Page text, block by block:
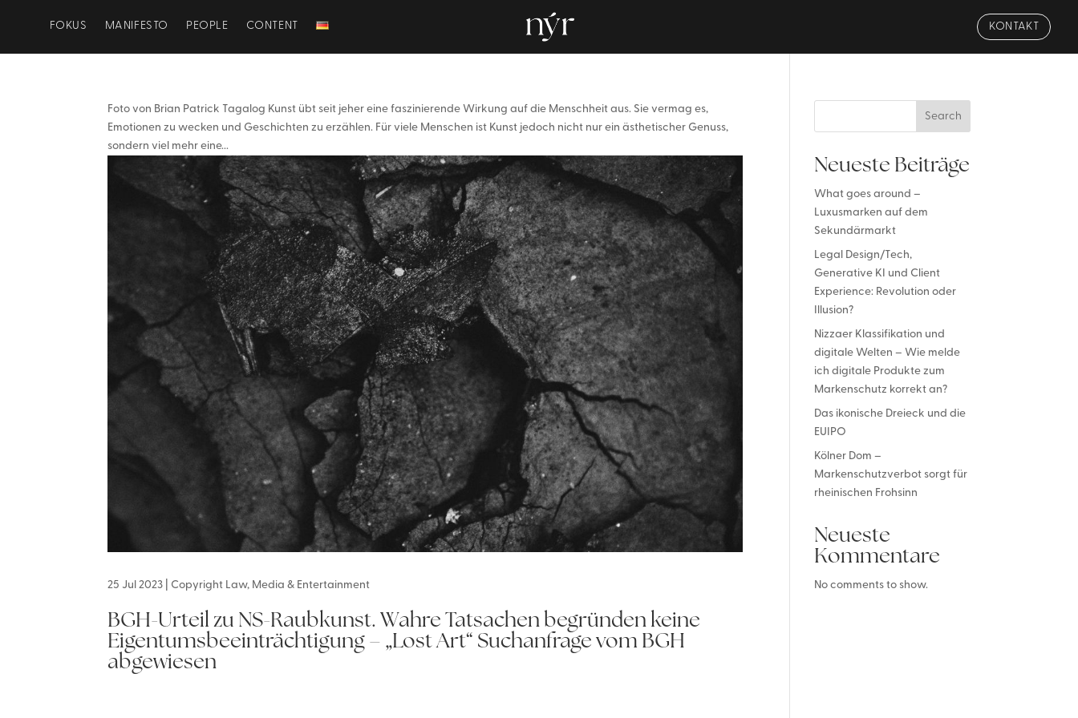
FOKUS MANIFESTO PEOPLE CONTENT KONTAKT
BGH-Urteil zu NS-Raubkunst. Wahre Tatsachen begründen keine
Eigentumsbeeinträchtigung – „Lost Art“ Suchanfrage vom BGH
abgewiesen
25 Jul 2023 Copyright Law, Media & Entertainment
Foto von Brian Patrick Tagalog Kunst übt seit jeher eine faszinierende Wirkung auf die Menschheit aus. Sie vermag es,
Emotionen zu wecken und Geschichten zu erzählen. Für viele Menschen ist Kunst jedoch nicht nur ein ästhetischer Genuss,
sondern viel mehr eine...
Search
Neueste Beiträge
What goes around –
Luxusmarken auf dem
Sekundärmarkt
Legal Design/Tech,
Generative KI und Client
Experience: Revolution oder
Illusion?
Nizzaer Klassifikation und
digitale Welten – Wie melde
ich digitale Produkte zum
Markenschutz korrekt an?
Das ikonische Dreieck und die
EUIPO
Kölner Dom –
Markenschutzverbot sorgt für
rheinischen Frohsinn
Neueste
Kommentare
No comments to show.